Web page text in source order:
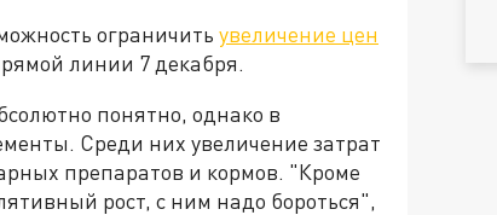
ограничить увеличение цен
линии 7 декабря.
понятно, однако в
Среди них увеличение затрат
препаратов и кормов. "Кроме
рост, с ним надо бороться",